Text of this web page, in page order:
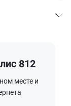
812
месте и